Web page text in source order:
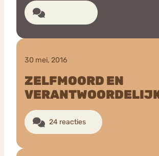
30 mei, 2016
ZELFMOORD EN
24 reacties